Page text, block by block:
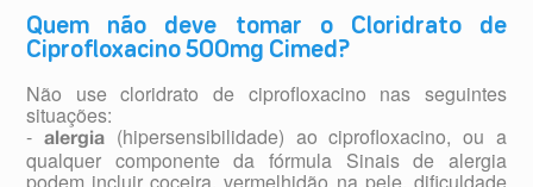
Quem não deve tomar o Cloridrato de
Ciprofloxacino 500mg Cimed?
Não use cloridrato de ciprofloxacino nas seguintes
situações:
-alergia
(hipersensibilidade) ao ciprofloxacino, ou a
qualquer componente da fórmula Sinais de alergia